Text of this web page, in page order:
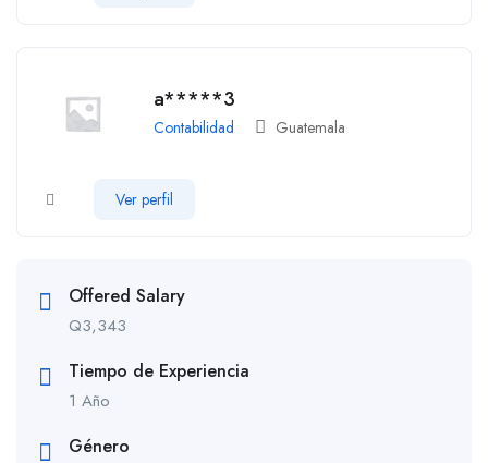
a*****3
Contabilidad Guatemala
Ver perfil
Offered Salary
Q3,343
Tiempo de Experiencia
1 Año
Género